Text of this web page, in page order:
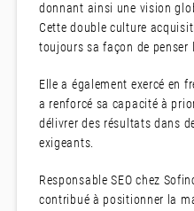
donnant ainsi une vision
Cette double culture
toujours sa façon de penser
Elle a également exercé en
a renforcé sa capacité à
délivrer des résultats dans
exigeants.
Responsable SEO chez
contribué à positionner la